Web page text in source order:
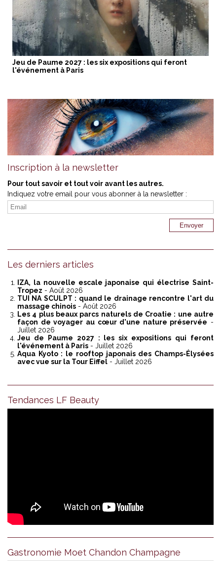
Jeu de Paume 2027 : les six expositions qui feront
l'événement à Paris
Inscription à la newsletter
Pour tout savoir et tout voir avant les autres.
Indiquez votre email pour vous abonner à la newsletter :
Les derniers articles
IZA, la nouvelle escale japonaise qui électrise Saint-
Tropez - Août 2026
TUI NA SCULPT : quand le drainage rencontre l'art du
massage chinois - Août 2026
Les 4 plus beaux parcs naturels de Croatie : une autre
façon de voyager au cœur d'une nature préservée -
Juillet 2026
Jeu de Paume 2027 : les six expositions qui feront
l'événement à Paris - Juillet 2026
Aqua Kyoto : le rooftop japonais des Champs-Élysées
avec vue sur la Tour Eiffel - Juillet 2026
Tendances LF Beauty
Gastronomie Moet Chandon Champagne